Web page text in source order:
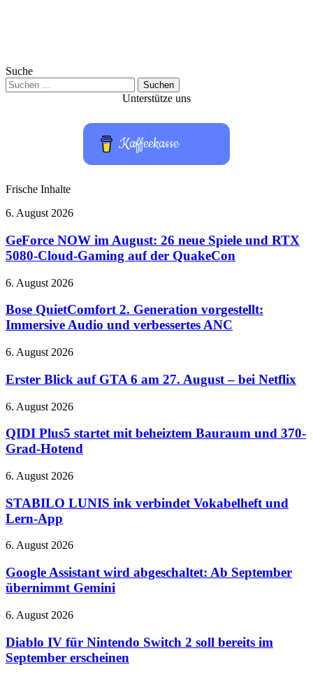
Suche
Suchen
nach:
Unterstütze uns
Kaffeekasse
Frische Inhalte
GeForce
im
August:
26
Spiele
RTX
5080-
Gaming
der
QuakeCon
6. August 2026
GeForce NOW im August: 26 neue Spiele und RTX
5080-Cloud-Gaming auf der QuakeCon
Bose
2.
Generation
vorgestellt:
Audio
verbessertes
6. August 2026
Bose QuietComfort 2. Generation vorgestellt:
Immersive Audio und verbessertes ANC
Erster
auf
GTA
6
am
27.
August
–
Netflix
6. August 2026
Erster Blick auf GTA 6 am 27. August – bei Netflix
QIDI
startet
mit
beheiztem
und
Grad-
Hotend
6. August 2026
QIDI Plus5 startet mit beheiztem Bauraum und 370-
Grad-Hotend
STABILO
ink
verbindet
Vokabelheft
Lern-
6. August 2026
STABILO LUNIS ink verbindet Vokabelheft und
Lern-App
Google
wird
abgeschaltet:
Ab
übernimmt
6. August 2026
Google Assistant wird abgeschaltet: Ab September
übernimmt Gemini
Diablo
für
Nintendo
Switch
6. August 2026
Diablo IV für Nintendo Switch 2 soll bereits im
September erscheinen